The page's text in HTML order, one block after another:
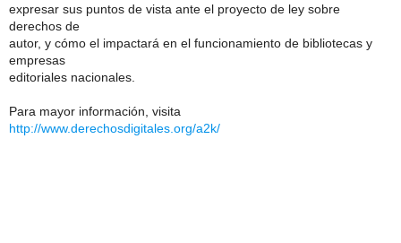
expresar sus puntos de vista ante el proyecto de ley sobre
derechos de
autor, y cómo el impactará en el funcionamiento de bibliotecas y
empresas
editoriales nacionales.
Para mayor información, visita
http://www.derechosdigitales.org/a2k/